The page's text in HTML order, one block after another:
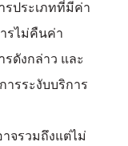
รประเภทที่มีค่า
รไม่คืนค่า
รดังกล่าว และ
ารระงับบริการ
าจรวมถึงแต่ไม่